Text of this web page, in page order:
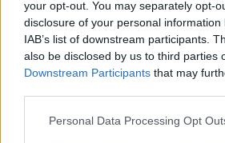
your opt-out. You may separately opt-
disclosure of your personal
IAB’s list of downstream participants.
also be disclosed by us to third parties
Downstream Participants that may
Personal Data Processing Opt